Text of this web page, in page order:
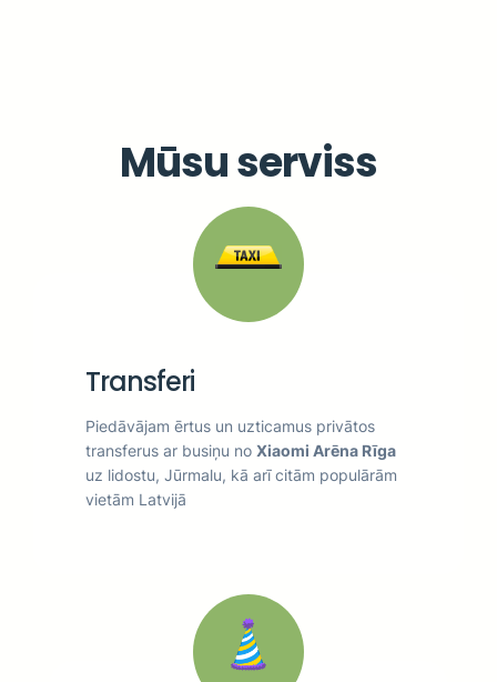
Mūsu serviss
Transferi
Piedāvājam ērtus un uzticamus privātos
transferus ar busiņu no Xiaomi Arēna Rīga
uz lidostu, Jūrmalu, kā arī citām populārām
vietām Latvijā